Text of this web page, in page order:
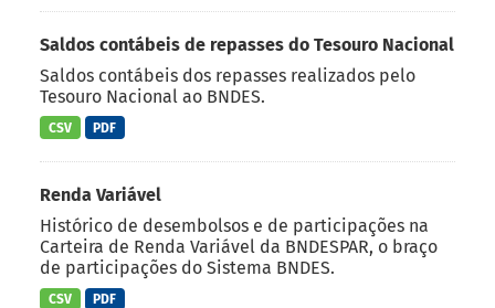
Saldos contábeis de repasses do Tesouro Nacional
Saldos contábeis dos repasses realizados pelo
Tesouro Nacional ao BNDES.
CSV PDF
Renda Variável
Histórico de desembolsos e de participações na
Carteira de Renda Variável da BNDESPAR, o braço
de participações do Sistema BNDES.
CSV PDF